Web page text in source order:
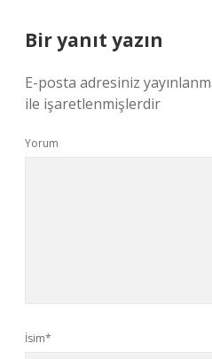
Bir yanıt yazın
E-posta adresiniz
ile işaretlenmişlerdir
Yorum
İsim*